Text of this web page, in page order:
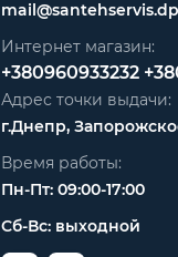
Интернет магазин:
+380960933232
Адрес точки выдачи:
г.Днепр,
Время работы:
Пн-Пт: 09:00-17:00
Сб-Вс: выходной